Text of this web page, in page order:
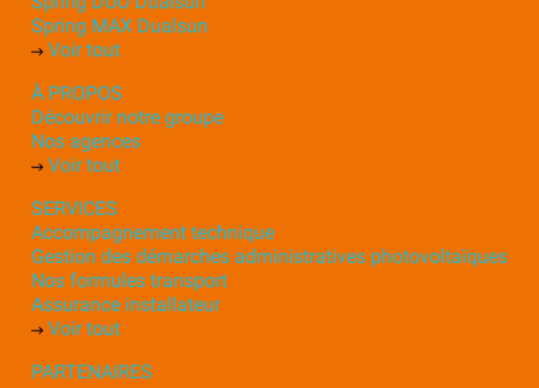
Spring MAX Dualsun
Voir tout
À PROPOS
Découvrir notre groupe
Nos agences
Voir tout
SERVICES
Accompagnement technique
Gestion des démarches administratives photovoltaïques
Nos formules transport
Assurance installateur
Voir tout
PARTENAIRES